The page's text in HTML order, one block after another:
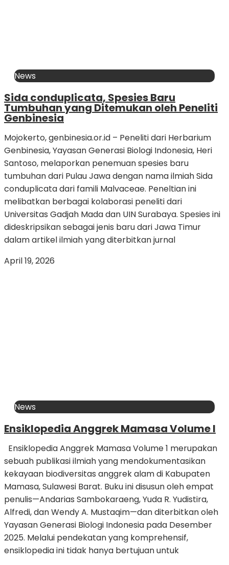
News
Sida conduplicata, Spesies Baru
Tumbuhan yang Ditemukan oleh Peneliti
Genbinesia
Mojokerto, genbinesia.or.id – Peneliti dari Herbarium
Genbinesia, Yayasan Generasi Biologi Indonesia, Heri
Santoso, melaporkan penemuan spesies baru
tumbuhan dari Pulau Jawa dengan nama ilmiah Sida
conduplicata dari famili Malvaceae. Peneltian ini
melibatkan berbagai kolaborasi peneliti dari
Universitas Gadjah Mada dan UIN Surabaya. Spesies ini
dideskripsikan sebagai jenis baru dari Jawa Timur
dalam artikel ilmiah yang diterbitkan jurnal
April 19, 2026
News
Ensiklopedia Anggrek Mamasa Volume I
Ensiklopedia Anggrek Mamasa Volume 1 merupakan
sebuah publikasi ilmiah yang mendokumentasikan
kekayaan biodiversitas anggrek alam di Kabupaten
Mamasa, Sulawesi Barat. Buku ini disusun oleh empat
penulis—Andarias Sambokaraeng, Yuda R. Yudistira,
Alfredi, dan Wendy A. Mustaqim—dan diterbitkan oleh
Yayasan Generasi Biologi Indonesia pada Desember
2025. Melalui pendekatan yang komprehensif,
ensiklopedia ini tidak hanya bertujuan untuk